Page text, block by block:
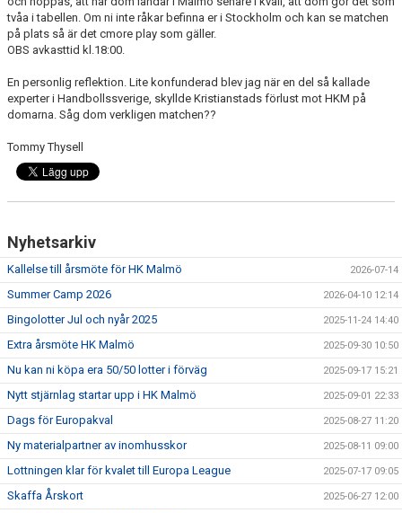
tvåa i tabellen. Om ni inte råkar befinna er i Stockholm och kan se matchen
på plats så är det cmore play som gäller.
OBS avkasttid kl.18:00.
En personlig reflektion. Lite konfunderad blev jag när en del så kallade
experter i Handbollssverige, skyllde Kristianstads förlust mot HKM på
domarna. Såg dom verkligen matchen??
Tommy Thysell
Nyhetsarkiv
Kallelse till årsmöte för HK Malmö 2026-07-14
Summer Camp 2026 2026-04-10 12:14
Bingolotter Jul och nyår 2025 2025-11-24 14:40
Extra årsmöte HK Malmö 2025-09-30 10:50
Nu kan ni köpa era 50/50 lotter i förväg 2025-09-17 15:21
Nytt stjärnlag startar upp i HK Malmö 2025-09-01 22:33
Dags för Europakval 2025-08-27 11:20
Ny materialpartner av inomhusskor 2025-08-11 09:00
Lottningen klar för kvalet till Europa League 2025-07-17 09:05
Skaffa Årskort 2025-06-27 12:00